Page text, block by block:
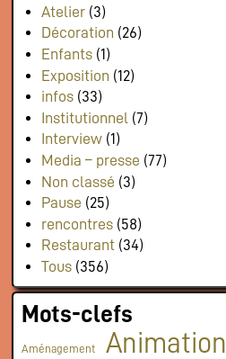
Atelier(3)
Décoration (26)
Enfants(1)
Exposition (12)
infos(33)
Institutionnel (7)
Interview(1)
Media – presse (77)
Non classé (3)
Pause (25)
rencontres(58)
Restaurant(34)
Tous(356)
Mots-clefs
Aménagement Animation